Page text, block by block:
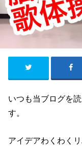
いつも当ブログを
す。
アイデアわくわく